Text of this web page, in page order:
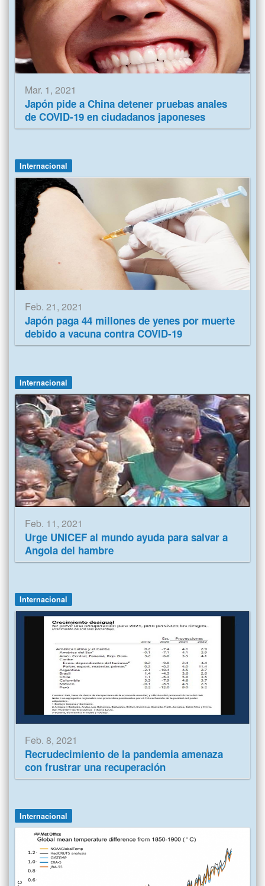
Mar. 1, 2021
Japón pide a China detener pruebas anales
de COVID-19 en ciudadanos japoneses
Internacional
Feb. 21, 2021
Japón paga 44 millones de yenes por muerte
debido a vacuna contra COVID-19
Internacional
Feb. 11, 2021
Urge UNICEF al mundo ayuda para salvar a
Angola del hambre
Internacional
Feb. 8, 2021
Recrudecimiento de la pandemia amenaza
con frustrar una recuperación
Internacional